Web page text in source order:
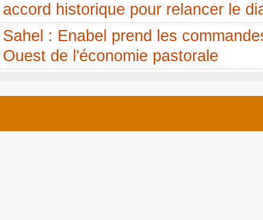
accord historique pour relancer le
Sahel : Enabel prend les
Ouest de l'économie pastorale